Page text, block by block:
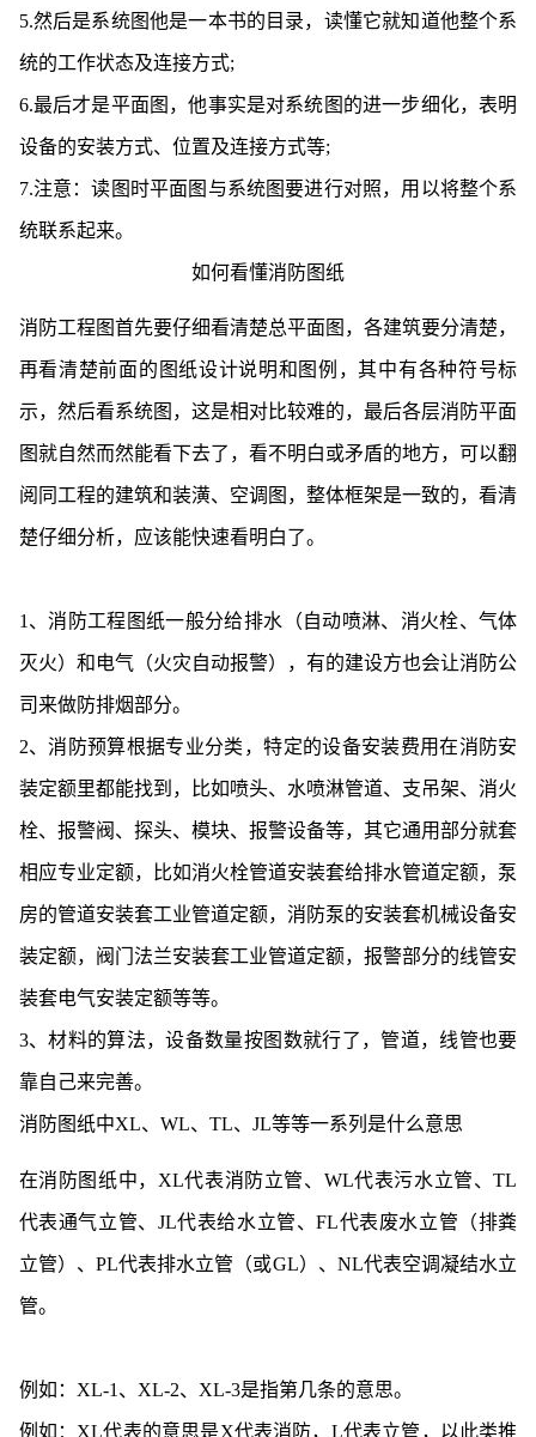
5.然后是系统图他是一本书的目录，读懂它就知道他整个系
统的工作状态及连接方式;
6.最后才是平面图，他事实是对系统图的进一步细化，表明
设备的安装方式、位置及连接方式等;
7.注意：读图时平面图与系统图要进行对照，用以将整个系
统联系起来。
如何看懂消防图纸
消防工程图首先要仔细看清楚总平面图，各建筑要分清楚，
再看清楚前面的图纸设计说明和图例，其中有各种符号标
示，然后看系统图，这是相对比较难的，最后各层消防平面
图就自然而然能看下去了，看不明白或矛盾的地方，可以翻
阅同工程的建筑和装潢、空调图，整体框架是一致的，看清
楚仔细分析，应该能快速看明白了。
1、消防工程图纸一般分给排水（自动喷淋、消火栓、气体
灭火）和电气（火灾自动报警），有的建设方也会让消防公
司来做防排烟部分。
2、消防预算根据专业分类，特定的设备安装费用在消防安
装定额里都能找到，比如喷头、水喷淋管道、支吊架、消火
栓、报警阀、探头、模块、报警设备等，其它通用部分就套
相应专业定额，比如消火栓管道安装套给排水管道定额，泵
房的管道安装套工业管道定额，消防泵的安装套机械设备安
装定额，阀门法兰安装套工业管道定额，报警部分的线管安
装套电气安装定额等等。
3、材料的算法，设备数量按图数就行了，管道，线管也要
靠自己来完善。
消防图纸中XL、WL、TL、JL等等一系列是什么意思
在消防图纸中，XL代表消防立管、WL代表污水立管、TL
代表通气立管、JL代表给水立管、FL代表废水立管（排粪
立管）、PL代表排水立管（或GL）、NL代表空调凝结水立
管。
例如：XL-1、XL-2、XL-3是指第几条的意思。
例如：XL代表的意思是X代表消防，L代表立管，以此类推